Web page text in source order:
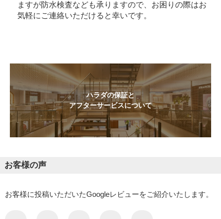
ますが防水検査なども承りますので、お困りの際はお
気軽にご連絡いただけると幸いです。
ハラダの保証と
アフターサービスについて
お客様の声
お客様に投稿いただいたGoogleレビューをご紹介いたします。